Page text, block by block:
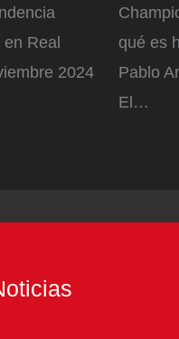
Real
2024
qué es
Pablo
El…